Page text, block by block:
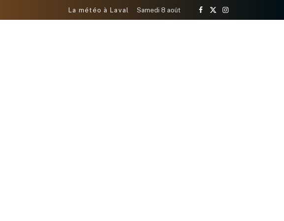
La météo à Laval Samedi 8 août
Facebook
X
Instagram